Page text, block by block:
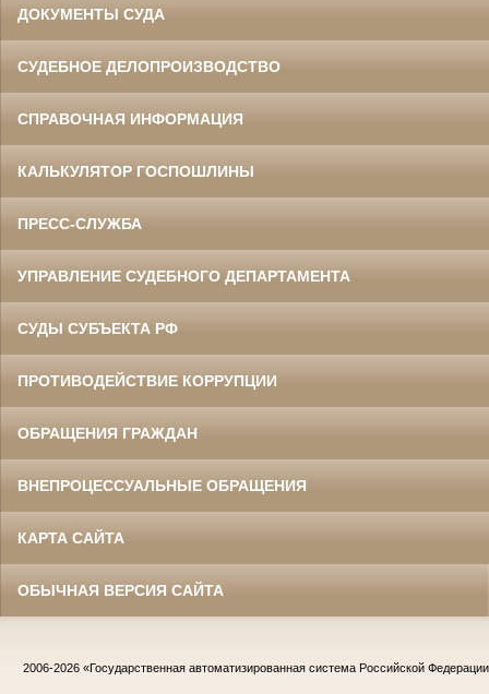
ДОКУМЕНТЫ СУДА
СУДЕБНОЕ ДЕЛОПРОИЗВОДСТВО
СПРАВОЧНАЯ ИНФОРМАЦИЯ
КАЛЬКУЛЯТОР ГОСПОШЛИНЫ
ПРЕСС-СЛУЖБА
УПРАВЛЕНИЕ СУДЕБНОГО ДЕПАРТАМЕНТА
СУДЫ СУБЪЕКТА РФ
ПРОТИВОДЕЙСТВИЕ КОРРУПЦИИ
ОБРАЩЕНИЯ ГРАЖДАН
ВНЕПРОЦЕССУАЛЬНЫЕ ОБРАЩЕНИЯ
КАРТА САЙТА
ОБЫЧНАЯ ВЕРСИЯ САЙТА
2006-2026 «Государственная автоматизированная система Российской